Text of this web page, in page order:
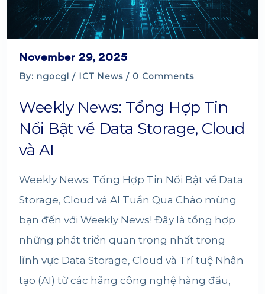
November 29, 2025
By: ngocgl / ICT News / 0 Comments
Weekly News: Tổng Hợp Tin
Nổi Bật về Data Storage, Cloud
và AI
Weekly News: Tổng Hợp Tin Nổi Bật về Data
Storage, Cloud và AI Tuần Qua Chào mừng
bạn đến với Weekly News! Đây là tổng hợp
những phát triển quan trọng nhất trong
lĩnh vực Data Storage, Cloud và Trí tuệ Nhân
tạo (AI) từ các hãng công nghệ hàng đầu,